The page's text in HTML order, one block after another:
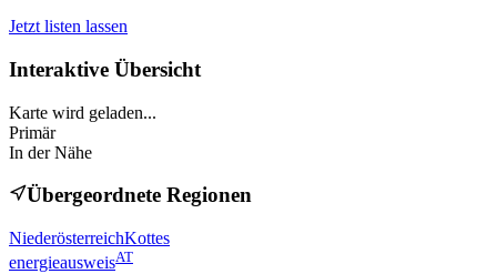
Jetzt listen lassen
Interaktive Übersicht
Karte wird geladen...
Primär
In der Nähe
Übergeordnete Regionen
NiederösterreichKottes
energieausweisAT